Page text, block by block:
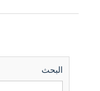
البحث